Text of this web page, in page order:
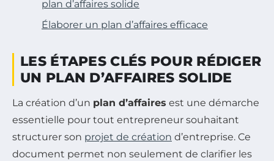
plan d’affaires solide
Élaborer un plan d’affaires efficace
LES ÉTAPES CLÉS POUR RÉDIGER
UN PLAN D’AFFAIRES SOLIDE
La création d’un plan d’affaires est une démarche
essentielle pour tout entrepreneur souhaitant
structurer son projet de création d’entreprise. Ce
document permet non seulement de clarifier les